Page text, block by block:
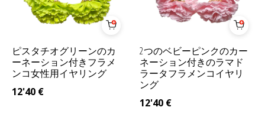
ピスタチオグリーンのカ
ーネーション付きフラメ
ンコ女性用イヤリング
12'40 €
2つのベビーピンクのカー
ネーション付きのラマド
ラータフラメンコイヤリ
ング
12'40 €